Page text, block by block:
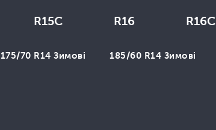
R15C R16 R16C
175/70 R14 Зимові 185/60 R14 Зимові